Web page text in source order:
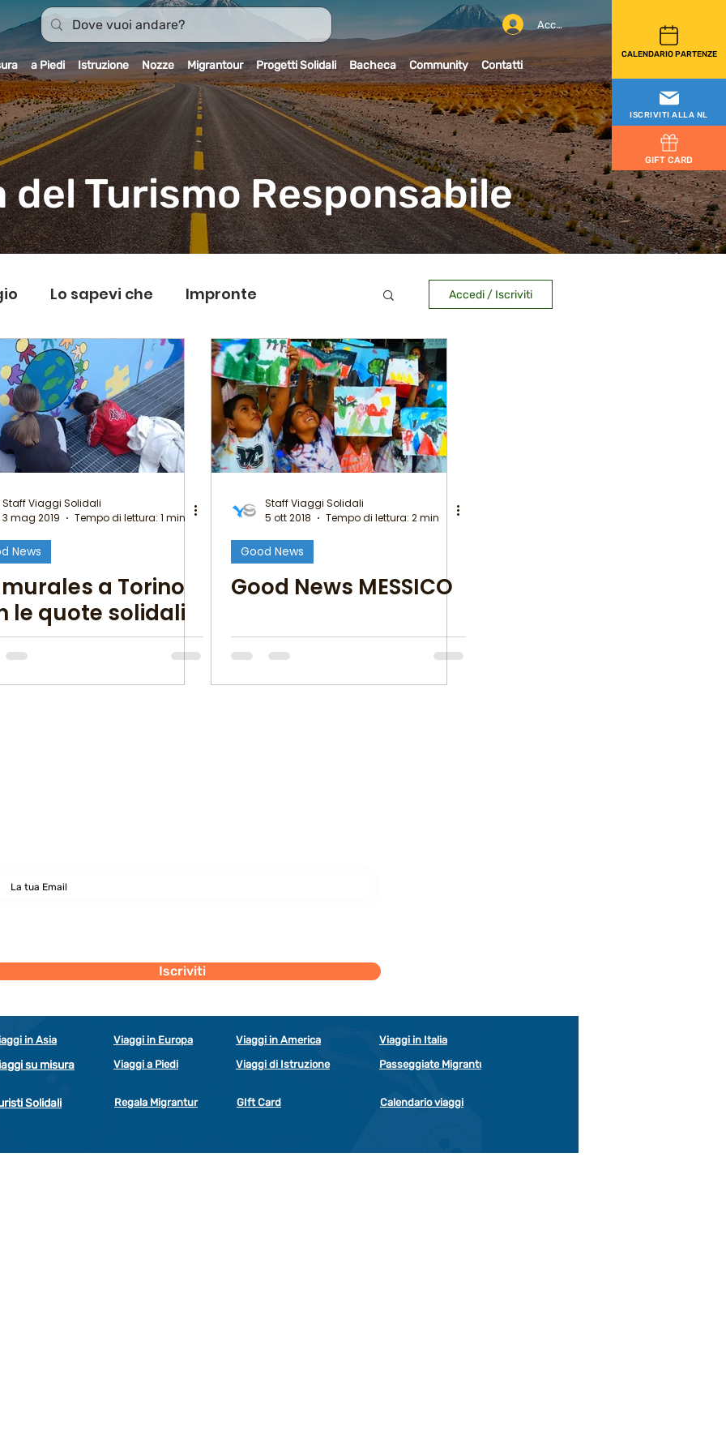
CALENDARIO PARTENZE
Accedi
ISCRIVITI ALLA NL
GIFT CARD
a Piedi Istruzione Nozze Migrantour Progetti Solidali Bacheca Community Contatti
del Turismo Responsabile
Lo sapevi che Impronte
Dicono di noi Carnet
della Tarta MigranFOOD
di Migrantour
Accedi / Iscriviti
Staff Viaggi Solidali
3 mag 2019
Tempo di lettura: 1 min
News
murales a Torino
le quote solidali
Staff Viaggi Solidali
5 ott 2018
Tempo di lettura: 2 min
Good News
Good News MESSICO
Iscriviti
in Asia Viaggi in Europa Viaggi in America
Viaggi in Italia
su misura Viaggi a Piedi Viaggi di Istruzione Passeggiate Migrantur
Solidali Regala Migrantur GIft Card Calendario viaggi